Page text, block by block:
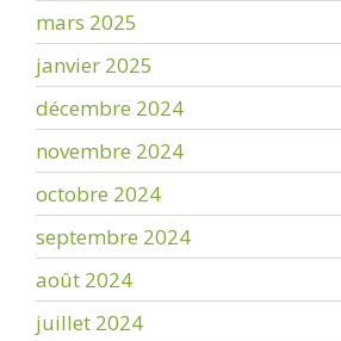
mars 2025
janvier 2025
décembre 2024
novembre 2024
octobre 2024
septembre 2024
août 2024
juillet 2024